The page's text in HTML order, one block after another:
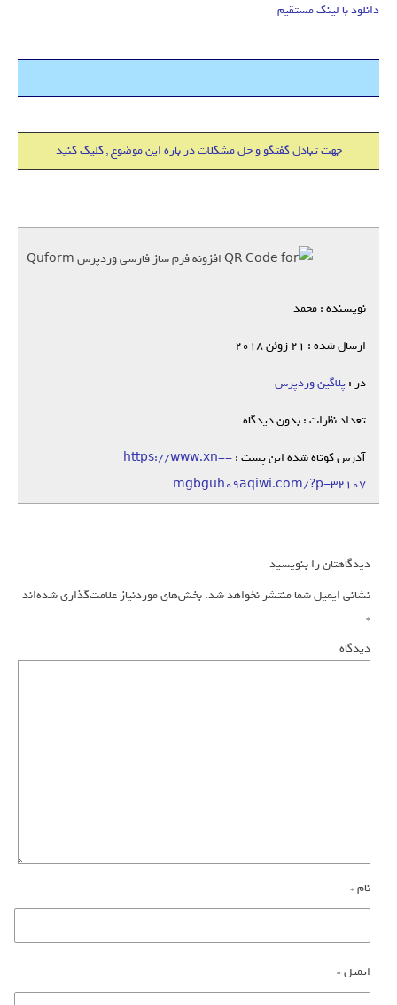
دانلود با لینک مستقیم
جهت تبادل گفتگو و حل مشکلات در باره این موضوع , کلیک کنید
نویسنده : محمد
ارسال شده : 21 ژوئن 2018
در :پلاگین وردپرس
تعداد نظرات : بدون دیدگاه
آدرس کوتاه شده این پست :https://www.xn--
mgbguh09aqiwi.com/?p=32107
دیدگاهتان را بنویسید
نشانی ایمیل شما منتشر نخواهد شد.بخش‌های موردنیاز علامت‌گذاری شده‌اند
*
دیدگاه
نام*
ایمیل*